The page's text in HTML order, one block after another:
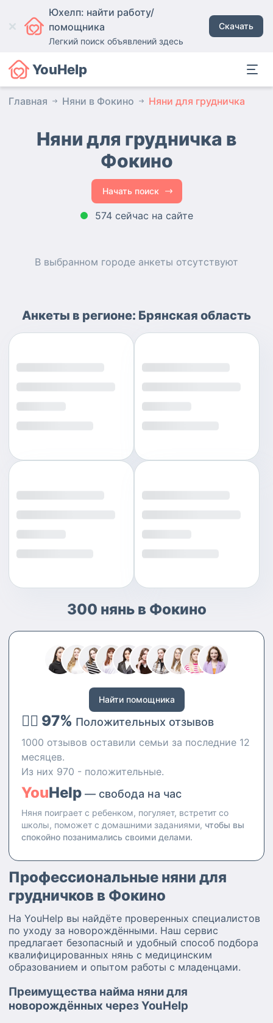
Юхелп: найти работу/
помощника
Легкий поиск объявлений здесь
Скачать
YouHelp
Главная Няни в Фокино Няни для грудничка
Няни для грудничка в
Фокино
Начать поиск
574 сейчас на сайте
В выбранном городе анкеты отсутствуют
Анкеты в регионе: Брянская область
300 нянь в Фокино
Найти помощника
👍🏻 97% Положительных отзывов
1000 отзывов оставили семьи за последние 12
месяцев.
Из них 970 - положительные.
YouHelp — свобода на час
Няня поиграет с ребенком, погуляет, встретит со
школы, поможет с домашними заданиями, чтобы вы
спокойно позанимались своими делами.
Профессиональные няни для
грудничков в Фокино
На YouHelp вы найдёте проверенных специалистов
по уходу за новорождёнными. Наш сервис
предлагает безопасный и удобный способ подбора
квалифицированных нянь с медицинским
образованием и опытом работы с младенцами.
Преимущества найма няни для
новорождённых через YouHelp